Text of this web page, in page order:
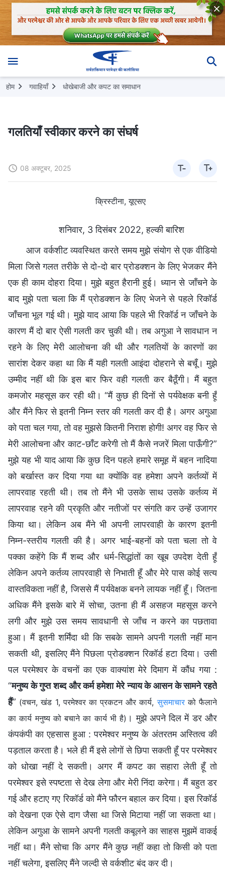
होम गवाहियाँ धोखेबाजी और कपट का समाधान
गलतियाँ स्वीकार करने का संघर्ष
08 अक्टूबर, 2025
क्रिस्टीना, यूएसए
शनिवार, 3 दिसंबर 2022, हल्की बारिश
आज वर्कशीट व्यवस्थित करते समय मुझे संयोग से एक वीडियो
मिला जिसे गलत तरीके से दो-दो बार प्रोडक्शन के लिए भेजकर मैंने
एक ही काम दोहरा दिया। मुझे बहुत हैरानी हुई। ध्यान से जाँचने के
बाद मुझे पता चला कि मैं प्रोडक्शन के लिए भेजने से पहले रिकॉर्ड
जाँचना भूल गई थी। मुझे याद आया कि पहले भी रिकॉर्ड न जाँचने के
कारण मैं दो बार ऐसी गलती कर चुकी थी। तब अगुआ ने सावधान न
रहने के लिए मेरी आलोचना की थी और गलतियों के कारणों का
सारांश देकर कहा था कि मैं यही गलती आइंदा दोहराने से बचूँ। मुझे
उम्मीद नहीं थी कि इस बार फिर वही गलती कर बैठूँगी। मैं बहुत
कमजोर महसूस कर रही थी। “मैं कुछ ही दिनों से पर्यवेक्षक बनी हूँ
और मैंने फिर से इतनी निम्न स्तर की गलती कर दी है। अगर अगुआ
को पता चल गया, तो वह मुझसे कितनी निराश होगी! अगर वह फिर से
मेरी आलोचना और काट-छाँट करेगी तो मैं कैसे नजरें मिला पाऊँगी?”
मुझे यह भी याद आया कि कुछ दिन पहले हमारे समूह में बहन नादिया
को बर्खास्त कर दिया गया था क्योंकि वह हमेशा अपने कर्तव्यों में
लापरवाह रहती थी। तब तो मैंने भी उसके साथ उसके कर्तव्य में
लापरवाह रहने की प्रकृति और नतीजों पर संगति कर उन्हें उजागर
किया था। लेकिन अब मैंने भी अपनी लापरवाही के कारण इतनी
निम्न-स्तरीय गलती की है। अगर भाई-बहनों को पता चला तो वे
पक्का कहेंगे कि मैं शब्द और धर्म-सिद्धांतों का खूब उपदेश देती हूँ
लेकिन अपने कर्तव्य लापरवाही से निभाती हूँ और मेरे पास कोई सत्य
वास्तविकता नहीं है, जिससे मैं पर्यवेक्षक बनने लायक नहीं हूँ। जितना
अधिक मैंने इसके बारे में सोचा, उतना ही मैं असहज महसूस करने
लगी और मुझे उस समय सावधानी से जाँच न करने का पछतावा
हुआ। मैं इतनी शर्मिंदा थी कि सबके सामने अपनी गलती नहीं मान
सकती थी, इसलिए मैंने पिछला प्रोडक्शन रिकॉर्ड हटा दिया। उसी
पल परमेश्वर के वचनों का एक वाक्यांश मेरे दिमाग में कौंध गया :
“मनुष्य के गुप्त शब्द और कर्म हमेशा मेरे न्याय के आसन के सामने रहते
हैं” (वचन, खंड 1, परमेश्वर का प्रकटन और कार्य,सुसमाचारको फैलाने
का कार्य मनुष्य को बचाने का कार्य भी है) । मुझे अपने दिल में डर और
कंपकंपी का एहसास हुआ : परमेश्वर मनुष्य के अंतरतम अस्तित्व की
पड़ताल करता है। भले ही मैं इसे लोगों से छिपा सकती हूँ पर परमेश्वर
को धोखा नहीं दे सकती। अगर मैं कपट का सहारा लेती हूँ तो
परमेश्वर इसे स्पष्टता से देख लेगा और मेरी निंदा करेगा। मैं बहुत डर
गई और हटाए गए रिकॉर्ड को मैंने फौरन बहाल कर दिया। इस रिकॉर्ड
को देखना एक ऐसे दाग जैसा था जिसे मिटाया नहीं जा सकता था।
लेकिन अगुआ के सामने अपनी गलती कबूलने का साहस मुझमें वाकई
नहीं था। मैंने सोचा कि अगर मैंने कुछ नहीं कहा तो किसी को पता
नहीं चलेगा, इसलिए मैंने जल्दी से वर्कशीट बंद कर दी।